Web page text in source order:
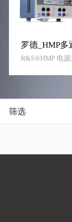
筛选